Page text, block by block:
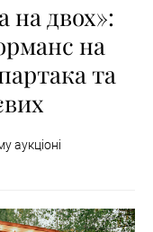
на двох»:
на
та
аукціоні